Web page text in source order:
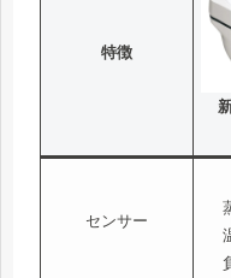
特徴
センサー